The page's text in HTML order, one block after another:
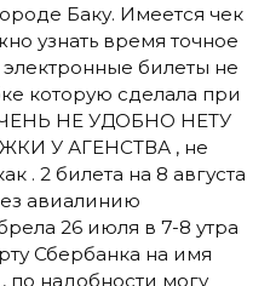
Баку. Имеется чек
узнать время точное
билеты не
которую сделала при
НЕ УДОБНО НЕТУ
У АГЕНСТВА , не
. 2 билета на 8 августа
авиалинию
26 июля в 7-8 утра
Сбербанка на имя
по надобности могу